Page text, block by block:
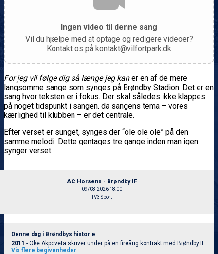
Ingen video til denne sang
Vil du hjælpe med at optage og redigere videoer?
Kontakt os på kontakt@vilfortpark.dk
For jeg vil følge dig så længe jeg kaner en af de mere
langsomme sange som synges på Brøndby Stadion. Det er en
sang hvor teksten er i fokus. Der skal således ikke klappes
på noget tidspunkt i sangen, da sangens tema – vores
kærlighed til klubben – er det centrale.
Efter verset er sunget, synges der “ole ole ole” på den
samme melodi. Dette gentages tre gange inden man igen
synger verset.
AC Horsens - Brøndby IF
09/08-2026 18:00
TV3 Sport
Denne dag i Brøndbys historie
2011 - Oke Akpoveta skriver under på en fireårig kontrakt med Brøndby IF.
Vis flere begivenheder